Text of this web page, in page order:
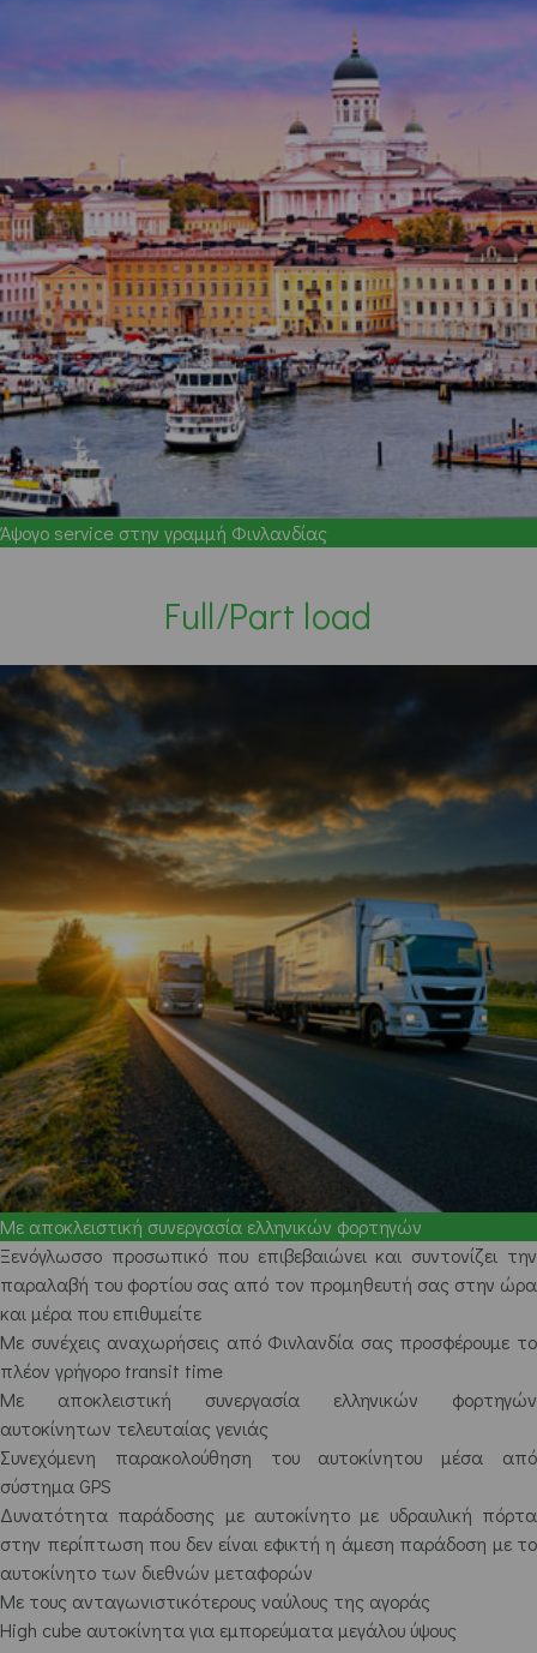
Άψογο service στην γραμμή Φινλανδίας
Full/Part load
Με αποκλειστική συνεργασία ελληνικών φορτηγών
Ξενόγλωσσο προσωπικό που επιβεβαιώνει και συντονίζει την
παραλαβή του φορτίου σας από τον προμηθευτή σας στην ώρα
και μέρα που επιθυμείτε
Mε συνέχεις αναχωρήσεις από Φινλανδία σας προσφέρουμε το
πλέον γρήγορο transit time
Με αποκλειστική συνεργασία ελληνικών φορτηγών
αυτοκίνητων τελευταίας γενιάς
Συνεχόμενη παρακολούθηση του αυτοκίνητου μέσα από
σύστημα GPS
Δυνατότητα παράδοσης με αυτοκίνητο με υδραυλική πόρτα
στην περίπτωση που δεν είναι εφικτή η άμεση παράδοση με το
αυτοκίνητο των διεθνών μεταφορών
Με τους ανταγωνιστικότερους ναύλους της αγοράς
High cube αυτοκίνητα για εμπορεύματα μεγάλου ύψους